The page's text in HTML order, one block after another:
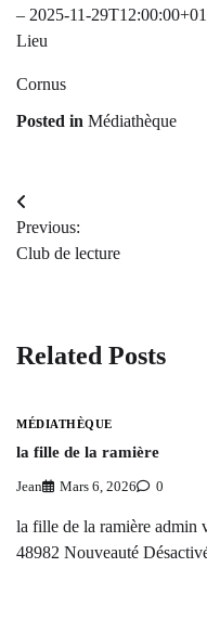
– 2025-11-
Lieu
Cornus
Posted in Médiathèque
Navigation
de
Previous:
Club de lecture
Related Posts
MÉDIATHÈQUE
la fille de la ramière
Jean Mars 6, 2026 0
la fille de la ramière admin
48982 Nouveauté